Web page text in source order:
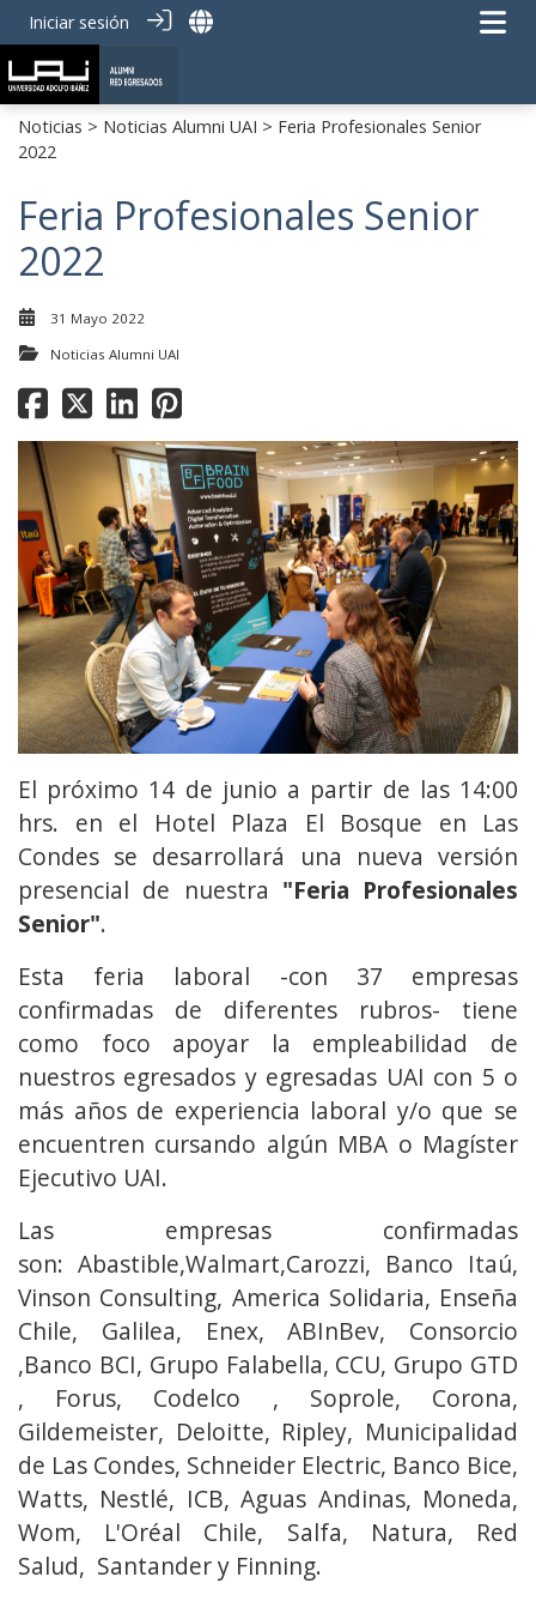
Iniciar sesión
Noticias > Noticias Alumni UAI > Feria Profesionales Senior
2022
Feria Profesionales Senior
2022
31 Mayo 2022
Noticias Alumni UAI
El próximo 14 de junio a partir de las 14:00
hrs. en el Hotel Plaza El Bosque en Las
Condes se desarrollará una nueva versión
presencial de nuestra "Feria Profesionales
Senior".
Esta feria laboral -con 37 empresas
confirmadas de diferentes rubros- tiene
como foco apoyar la empleabilidad de
nuestros egresados y egresadas UAI con 5 o
más años de experiencia laboral y/o que se
encuentren cursando algún MBA o Magíster
Ejecutivo UAI.
Las empresas confirmadas
son: Abastible,Walmart,Carozzi, Banco Itaú,
Vinson Consulting, America Solidaria, Enseña
Chile, Galilea, Enex, ABInBev, Consorcio
,Banco BCI, Grupo Falabella, CCU, Grupo GTD
, Forus, Codelco , Soprole, Corona,
Gildemeister, Deloitte, Ripley, Municipalidad
de Las Condes, Schneider Electric, Banco Bice,
Watts, Nestlé, ICB, Aguas Andinas, Moneda,
Wom, L'Oréal Chile, Salfa, Natura, Red
Salud, Santander y Finning.